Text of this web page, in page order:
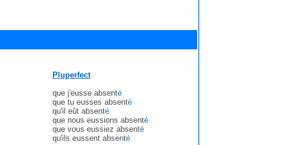
Pluperfect
que j'eusse absenté
que tu eusses absenté
qu'il eût absenté
que nous eussions absenté
que vous eussiez absenté
qu'ils eussent absenté